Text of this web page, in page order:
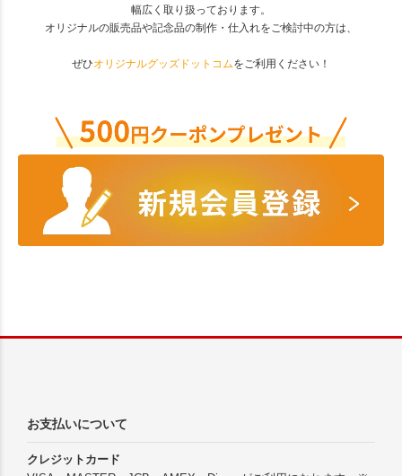
幅広く取り扱っております。
オリジナルの販売品や記念品の制作・仕入れをご検討中の方は、
ぜひオリジナルグッズドットコムをご利用ください！
お支払いについて
クレジットカード